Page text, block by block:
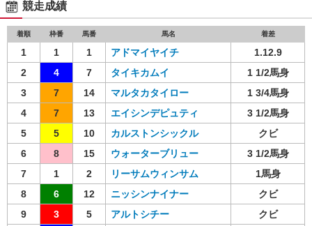
競走成績
着順 枠番 馬番 馬名 着差
1 1 1 アドマイヤイチ
1.12.9
2
4 7 タイキカムイ
1 1/2馬身
3
7 14 マルタカタイロー
1 3/4馬身
4
7 13 エイシンデピュティ
3 1/2馬身
5
5 10 カルストンシックル
クビ
6
8 15 ウォーターブリュー
3 1/2馬身
7
1 2 リーサムウィンサム
1馬身
8
6 12 ニッシンナイナー
クビ
9
3 5 アルトシチー
クビ